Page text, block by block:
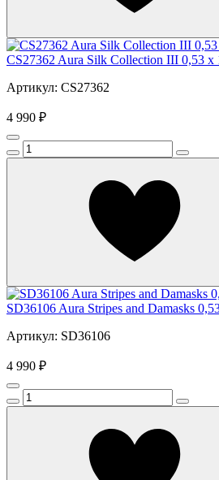
CS27362 Aura Silk Collection III 0,53 x
Артикул: CS27362
4 990 ₽
SD36106 Aura Stripes and Damasks
Артикул: SD36106
4 990 ₽